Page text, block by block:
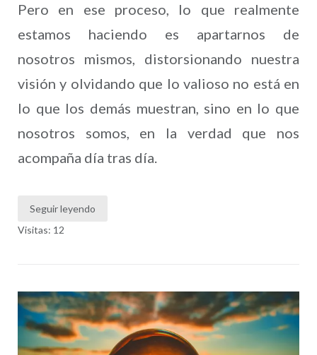
Pero en ese proceso, lo que realmente
estamos haciendo es apartarnos de
nosotros mismos, distorsionando nuestra
visión y olvidando que lo valioso no está en
lo que los demás muestran, sino en lo que
nosotros somos, en la verdad que nos
acompaña día tras día.
Seguir leyendo
Visitas: 12